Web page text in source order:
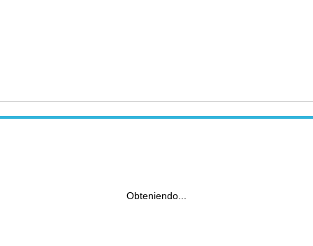
Obteniendo...